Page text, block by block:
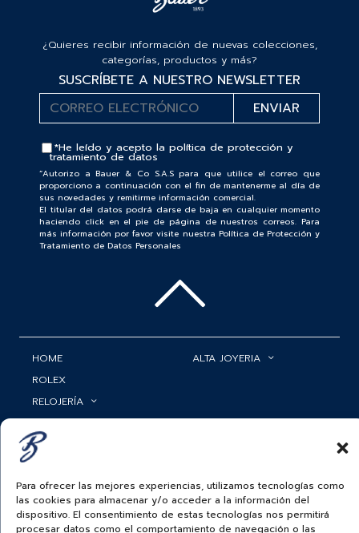
Para ofrecer las mejores experiencias, utilizamos tecnologías como
las cookies para almacenar y/o acceder a la información del
dispositivo. El consentimiento de estas tecnologías nos permitirá
procesar datos como el comportamiento de navegación o las
¿Quieres recibir información de nuevas colecciones,
categorías, productos y más?
SUSCRÍBETE A NUESTRO NEWSLETTER
*He leído y acepto la política de protección y
tratamiento de datos
“Autorizo a Bauer & Co S.A.S para que utilice el correo que
proporciono a continuación con el fin de mantenerme al día de
sus novedades y remitirme información comercial.
El titular del datos podrá darse de baja en cualquier momento
haciendo click en el pie de página de nuestros correos. Para
más información por favor visite nuestra Política de Protección y
Tratamiento de Datos Personales
HOME
ROLEX
RELOJERÍA
ALTA JOYERIA
ACCESORIOS
BAUER NEWS
MI CUENTA
SIGUENOS EN